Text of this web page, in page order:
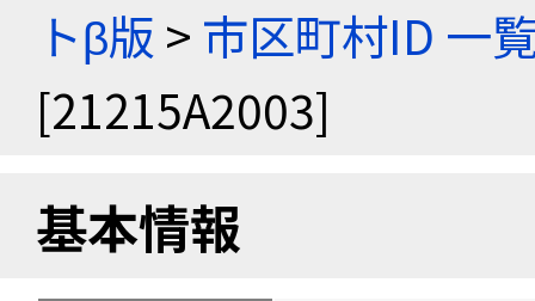
トβ版 > 市区町村ID 一
[21215A2003]
基本情報